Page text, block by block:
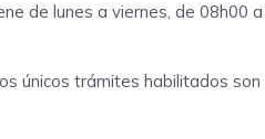
de lunes a viernes, de 08h00
únicos trámites habilitados